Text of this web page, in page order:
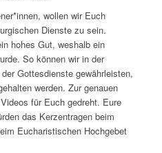
wollen wir Euch
Dienste zu sein.
hohes Gut, weshalb ein
So können wir in der
Gottesdienste gewährleisten,
werden. Zur genauen
für Euch gedreht. Eure
das Kerzentragen beim
Eucharistischen Hochgebet